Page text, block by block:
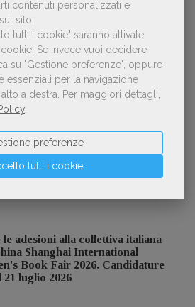
contenuti personalizzati e
sito.
tutti i cookie" saranno attivate
Se invece vuoi decidere
su "Gestione preferenze", oppure
essenziali per la navigazione
a destra. Per maggiori dettagli,
tutti i cookie
preferenze
Over-Produced: cosa
libri scritti con l'IA che
di genere
Inge Feltrinelli apre le
per la quinta edizione,
le adesioni alla collettiva italiana
Shanghai International
Book Fair 2026. Candidature
21 luglio 2026